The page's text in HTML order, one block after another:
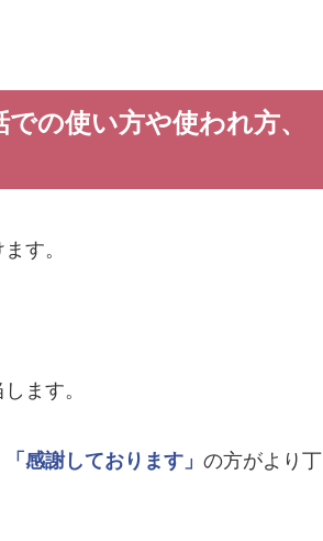
の使い方や使われ方、
す。
ます。
「感謝しております」 の方がより丁